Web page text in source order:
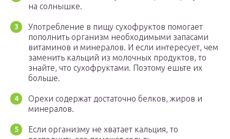
на солнышке.
Употребление в пищу сухофруктов помогает
пополнить организм необходимыми запасами
витаминов и минералов. И если интересует, чем
заменить кальций из молочных продуктов, то
знайте, что сухофруктами. Поэтому ешьте их
больше.
Орехи содержат достаточно белков, жиров и
минералов.
Если организму не хватает кальция, то